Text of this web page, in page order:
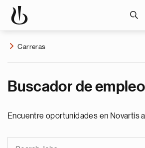
Carreras
Buscador de empleo
Encuentre oportunidades en Novartis